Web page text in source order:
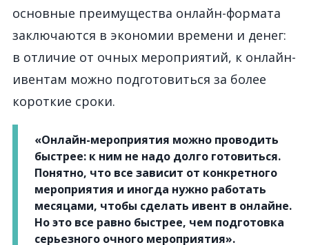
основные преимущества онлайн-формата
заключаются в экономии времени и денег:
в отличие от очных мероприятий, к онлайн-
ивентам можно подготовиться за более
короткие сроки.
«Онлайн-мероприятия можно проводить
быстрее: к ним не надо долго готовиться.
Понятно, что все зависит от конкретного
мероприятия и иногда нужно работать
месяцами, чтобы сделать ивент в онлайне.
Но это все равно быстрее, чем подготовка
серьезного очного мероприятия».